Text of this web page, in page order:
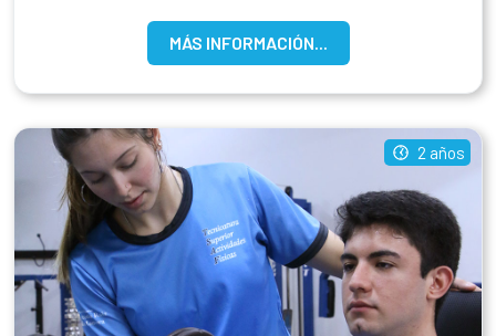
MÁS INFORMACIÓN...
2 años